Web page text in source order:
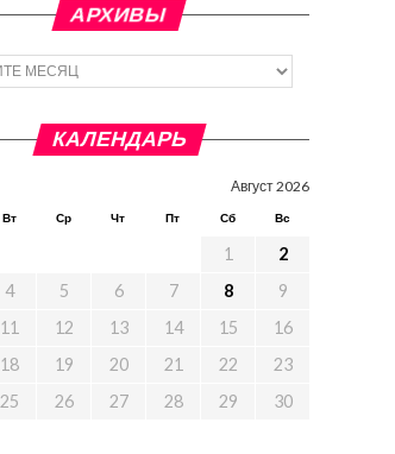
АРХИВЫ
КАЛЕНДАРЬ
Август 2026
Вт Ср Чт Пт Сб Вс
1
2
4 5 6 7 8
9
11 12 13 14 15
16
18 19 20 21 22
23
25 26 27 28 29
30